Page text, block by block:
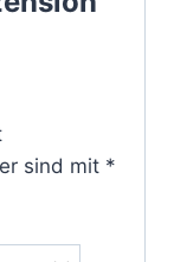
sind mit *